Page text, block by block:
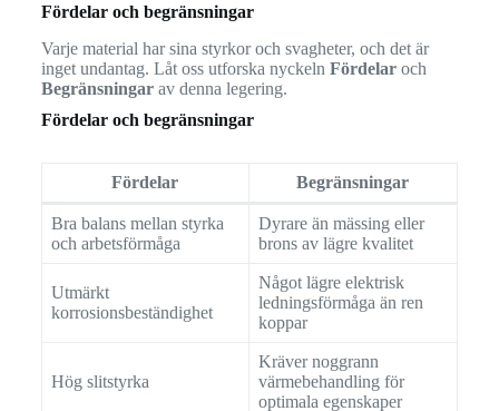
Fördelar och begränsningar
Varje material har sina styrkor och svagheter, och det är
inget undantag. Låt oss utforska nyckeln Fördelaroch
Begränsningarav denna legering.
Fördelar och begränsningar
Fördelar Begränsningar
Bra balans mellan styrka
och arbetsförmåga
Dyrare än mässing eller
brons av lägre kvalitet
Utmärkt
korrosionsbeständighet
Något lägre elektrisk
ledningsförmåga än ren
koppar
Hög slitstyrka
Kräver noggrann
värmebehandling för
optimala egenskaper